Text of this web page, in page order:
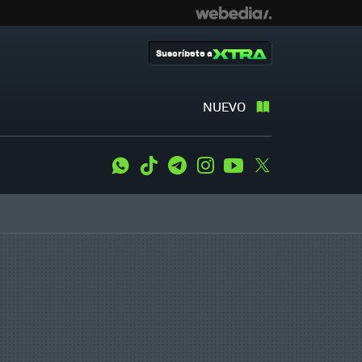
NUEVO
Suscríbete a
WhatsApp
Tiktok TelegramInstagramYoutube